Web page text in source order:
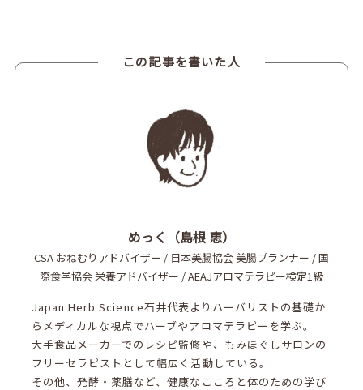
この記事を書いた人
めっく（島根 恵）
CSA おねむりアドバイザー / 日本美腸協会 美腸プランナー / 国
際食学協会 栄養アドバイザー / AEAJアロマテラピー検定1級
Japan Herb Science石井代表よりハーバリストの基礎か
らメディカルな視点でハーブやアロマテラピーを学ぶ。
大手食品メーカーでのレシピ監修や、もみほぐしサロンの
フリーセラピストとして幅広く活動している。
その他、発酵・薬膳など、健康なこころと体のための学び